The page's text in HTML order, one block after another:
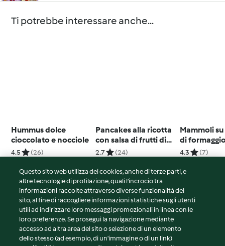
Ti potrebbe interessare anche...
Hummus dolce
cioccolato e nocciole
4.5 (26)
Pancakes alla ricotta
con salsa di frutti di
bosco e banana
2.7 (24)
Mammoli
di
4.3 (7)
© Copyright 2026
Termini del servizio
Informativa sulla privacy
Questo sito web utilizza dei cookies, anche di terze parti, e
altre tecnologie di profilazione, quali l’incrocio tra
informazioni raccolte attraverso diverse funzionalità del
sito, al fine di raccogliere informazioni statistiche sugli utenti
utili ad indirizzare loro messaggi promozionali in linea con le
loro preferenze. Se prosegui la navigazione mediante
accesso ad altra area del sito o selezione di un elemento
dello stesso (ad esempio, di un'immagine o di un link)